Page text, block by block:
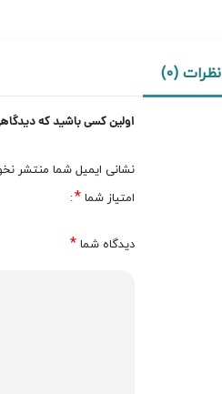
نظرات (0)
اولین کسی باشید که دیدگاهی
نشانی ایمیل شما منتشر
امتیاز شما *
دیدگاه شما *